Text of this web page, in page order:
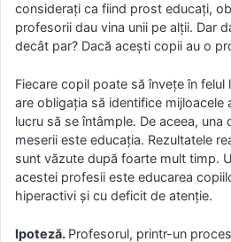
considerați ca fiind prost educați,
profesorii dau vina unii pe alții. Dar
decât par? Dacă acești copii au o
Fiecare copil poate să învețe în
are obligația să identifice mijloacele
lucru să se întâmple. De aceea,
meserii este educația. Rezultatele
sunt văzute după foarte mult timp.
acestei profesii este educarea
hiperactivi și cu deficit de atenție.
Ipoteză. Profesorul, printr-un